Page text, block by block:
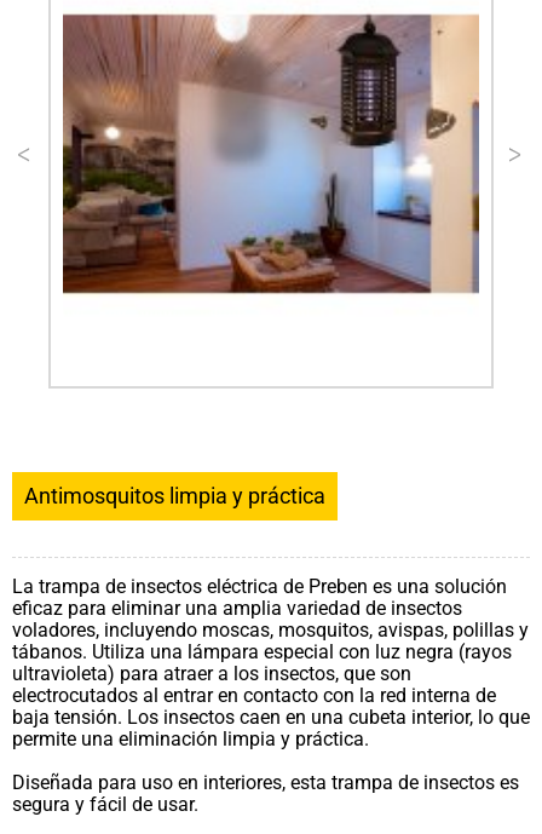
Antimosquitos limpia y práctica
La trampa de insectos eléctrica de Preben es una solución
eficaz para eliminar una amplia variedad de insectos
voladores, incluyendo moscas, mosquitos, avispas, polillas y
tábanos. Utiliza una lámpara especial con luz negra (rayos
ultravioleta) para atraer a los insectos, que son
electrocutados al entrar en contacto con la red interna de
baja tensión. Los insectos caen en una cubeta interior, lo que
permite una eliminación limpia y práctica.
Diseñada para uso en interiores, esta trampa de insectos es
segura y fácil de usar.